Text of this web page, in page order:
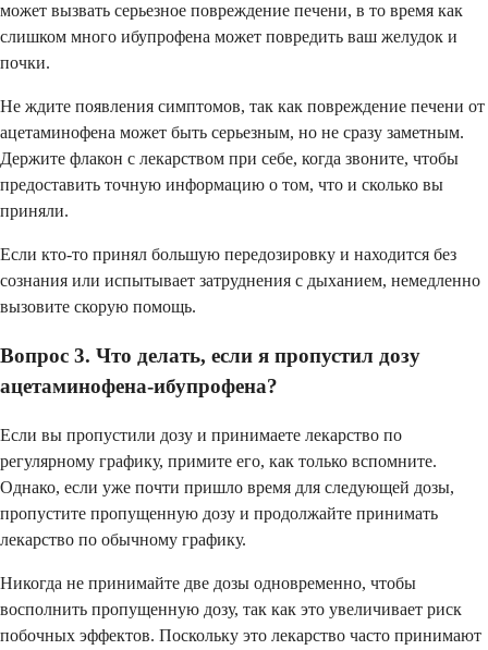
может вызвать серьезное повреждение печени, в то время как
слишком много ибупрофена может повредить ваш желудок и
почки.
Не ждите появления симптомов, так как повреждение печени от
ацетаминофена может быть серьезным, но не сразу заметным.
Держите флакон с лекарством при себе, когда звоните, чтобы
предоставить точную информацию о том, что и сколько вы
приняли.
Если кто-то принял большую передозировку и находится без
сознания или испытывает затруднения с дыханием, немедленно
вызовите скорую помощь.
Вопрос 3. Что делать, если я пропустил дозу
ацетаминофена-ибупрофена?
Если вы пропустили дозу и принимаете лекарство по
регулярному графику, примите его, как только вспомните.
Однако, если уже почти пришло время для следующей дозы,
пропустите пропущенную дозу и продолжайте принимать
лекарство по обычному графику.
Никогда не принимайте две дозы одновременно, чтобы
восполнить пропущенную дозу, так как это увеличивает риск
побочных эффектов. Поскольку это лекарство часто принимают